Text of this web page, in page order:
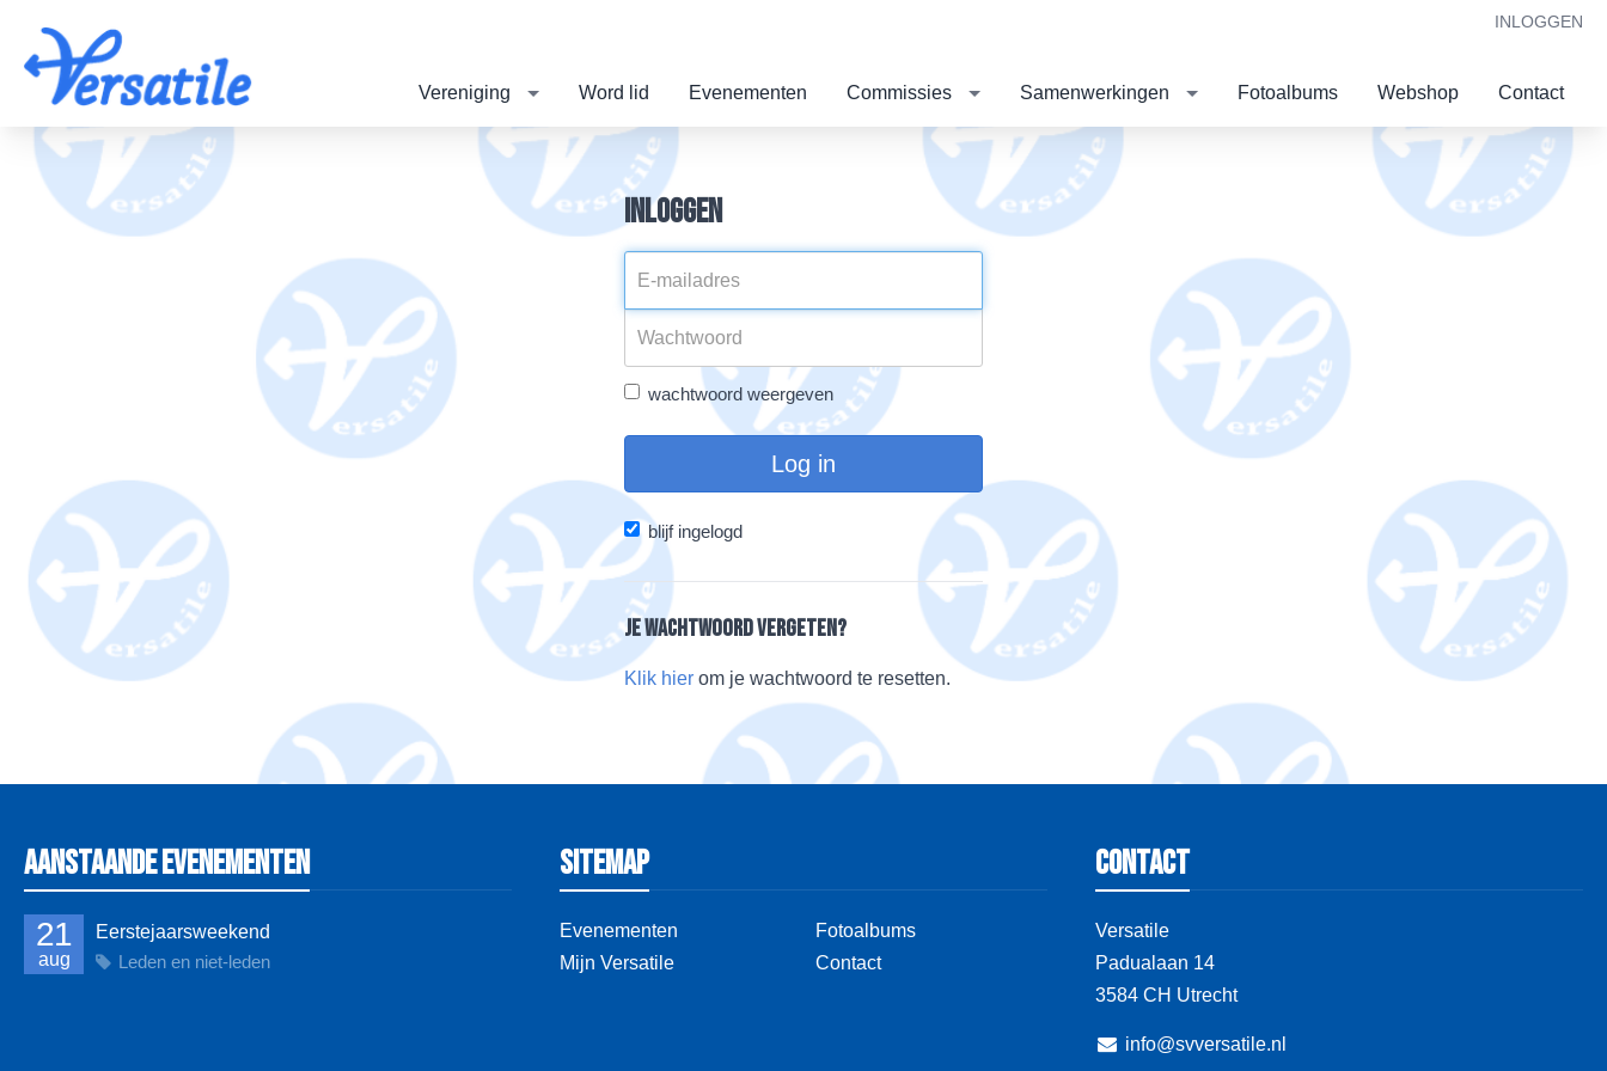
INLOGGEN
Vereniging Word lid Evenementen Commissies Samenwerkingen Fotoalbums Webshop Contact
Inloggen
wachtwoord weergeven
Log in
blijf ingelogd
Je wachtwoord vergeten?
Klik hier om je wachtwoord te resetten.
Aanstaande evenementen
21
aug
Eerstejaarsweekend
Leden en niet-leden
Sitemap
Evenementen
Mijn Versatile
Fotoalbums
Contact
Contact
Versatile
Padualaan 14
3584 CH Utrecht
info@svversatile.nl